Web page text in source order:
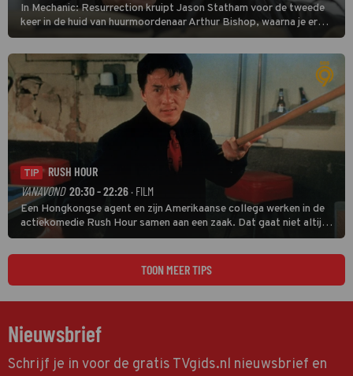
In Mechanic: Resurrection kruipt Jason Statham voor de tweede
keer in de huid van huurmoordenaar Arthur Bishop, waarna je er
donder op kunt zeggen dat er van Bishops geplande pensioen niet
veel terechtkomt.
TIP
RUSH HOUR
VANAVOND 20:30 - 22:26 · FILM
Een Hongkongse agent en zijn Amerikaanse collega werken in de
actiekomedie Rush Hour samen aan een zaak. Dat gaat niet altijd
van een leien dakje.
TOON MEER TIPS
Nieuwsbrief
Schrijf je in voor de gratis TVgids.nl nieuwsbrief en